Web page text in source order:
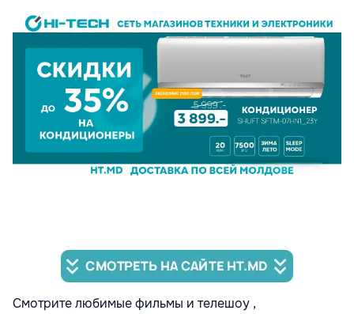
Смотрите любимые фильмы и телешоу ,